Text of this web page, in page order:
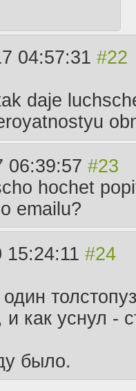
04:57:31
daje
06:39:57
hochet
emailu?
15:24:11
как уснул -
было.